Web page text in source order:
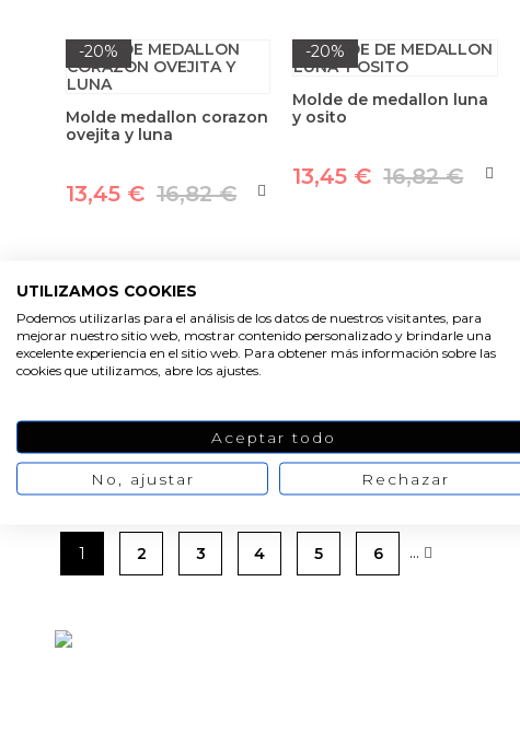
-20%
Molde medallon corazon
ovejita y luna
13,45 € 16,82 €
-20%
Molde de medallon luna
y osito
13,45 € 16,82 €
-20%
Molde vestido bailarina
13,18 €
-20%
Molde medallon
11,45 €
1 2 3 4 5 6 …
UTILIZAMOS COOKIES
Podemos utilizarlas para el análisis de los datos de nuestros visitantes, para
mejorar nuestro sitio web, mostrar contenido personalizado y brindarle una
excelente experiencia en el sitio web. Para obtener más información sobre las
cookies que utilizamos, abre los ajustes.
Aceptar todo
No, ajustar Rechazar